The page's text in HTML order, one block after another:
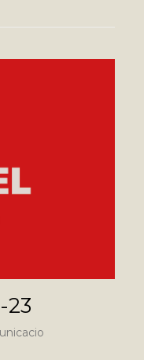
23